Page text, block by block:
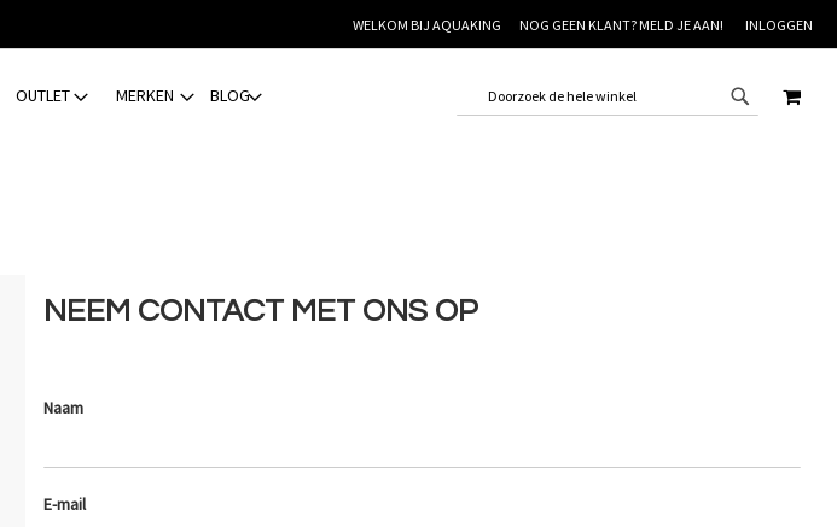
WELKOM BIJ AQUAKING NOG GEEN KLANT? MELD JE AAN! INLOGGEN
OUTLET MERKEN BLOG
NEEM CONTACT MET ONS OP
Naam
E-mail